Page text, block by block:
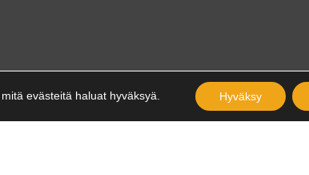
mitä evästeitä haluat hyväksyä. Hyväksy